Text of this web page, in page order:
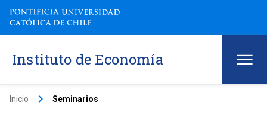
Instituto de Economía
Inicio keyboard_arrow_right Seminarios